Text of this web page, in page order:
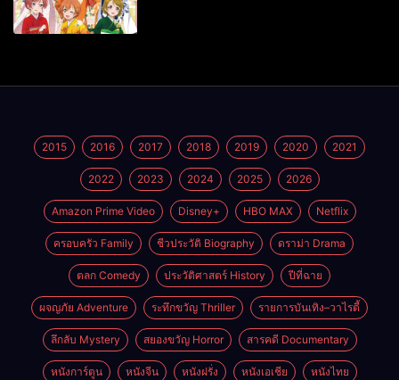
2015 2016 2017 2018 2019 2020 2021
2022 2023 2024 2025 2026
Amazon Prime Video Disney+ HBO MAX Netflix
ครอบครัว Family ชีวประวัติ Biography ดราม่า Drama
ตลก Comedy ประวัติศาสตร์ History ปีที่ฉาย
ผจญภัย Adventure ระทึกขวัญ Thriller รายการบันเทิง–วาไรตี้
ลึกลับ Mystery สยองขวัญ Horror สารคดี Documentary
หนังการ์ตูน หนังจีน หนังฝรั่ง หนังเอเชีย หนังไทย